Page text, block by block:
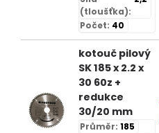
(tloušťka):
Počet: 40
kotouč pilový
SK 185 x 2.2 x
30 60z +
redukce
30/20 mm
Průměr: 185